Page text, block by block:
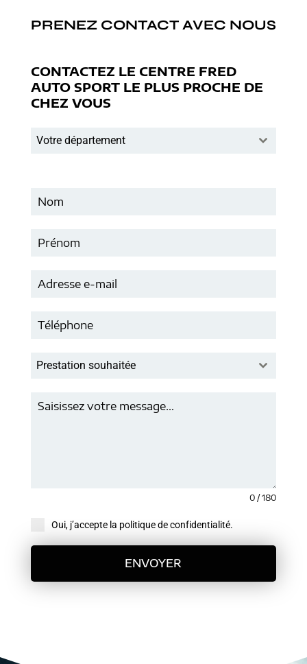
PRENEZ CONTACT AVEC NOUS
CONTACTEZ LE CENTRE FRED
AUTO SPORT LE PLUS PROCHE DE
CHEZ VOUS
Votre département
Prestation souhaitée
0 / 180
Oui, j’accepte la politique de confidentialité.
ENVOYER